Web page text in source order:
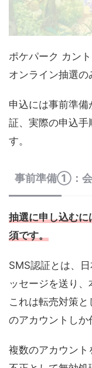
ポケパーク カン
オンライン抽選の
申込には事前準
証、実際の申込手
す。
事前準備①：会
抽選に申し込む
須です。
SMS認証とは、
ッセージを送り、
これは転売対策
のアカウントしか
複数のアカウント